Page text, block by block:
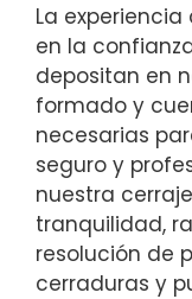
La
en la
depositan en
formado y
necesarias
seguro y
nuestra
tranquilidad,
resolución de
cerraduras y